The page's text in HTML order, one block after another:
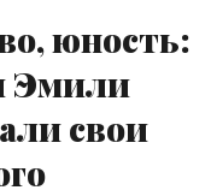
юность:
Эмили
свои